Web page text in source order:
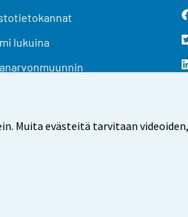
evästeitä tarvitaan
lukuina